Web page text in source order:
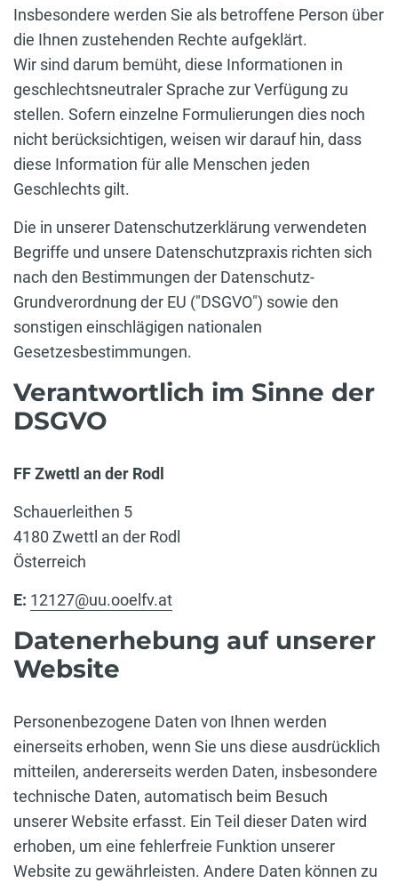
Insbesondere werden Sie als betroffene Person über
die Ihnen zustehenden Rechte aufgeklärt.
Wir sind darum bemüht, diese Informationen in
geschlechtsneutraler Sprache zur Verfügung zu
stellen. Sofern einzelne Formulierungen dies noch
nicht berücksichtigen, weisen wir darauf hin, dass
diese Information für alle Menschen jeden
Geschlechts gilt.
Die in unserer Datenschutzerklärung verwendeten
Begriffe und unsere Datenschutzpraxis richten sich
nach den Bestimmungen der Datenschutz-
Grundverordnung der EU ("DSGVO") sowie den
sonstigen einschlägigen nationalen
Gesetzesbestimmungen.
Verantwortlich im Sinne der
DSGVO
FF Zwettl an der Rodl
Schauerleithen 5
4180 Zwettl an der Rodl
Österreich
E: 12127@uu.ooelfv.at
Datenerhebung auf unserer
Website
Personenbezogene Daten von Ihnen werden
einerseits erhoben, wenn Sie uns diese ausdrücklich
mitteilen, andererseits werden Daten, insbesondere
technische Daten, automatisch beim Besuch
unserer Website erfasst. Ein Teil dieser Daten wird
erhoben, um eine fehlerfreie Funktion unserer
Website zu gewährleisten. Andere Daten können zu